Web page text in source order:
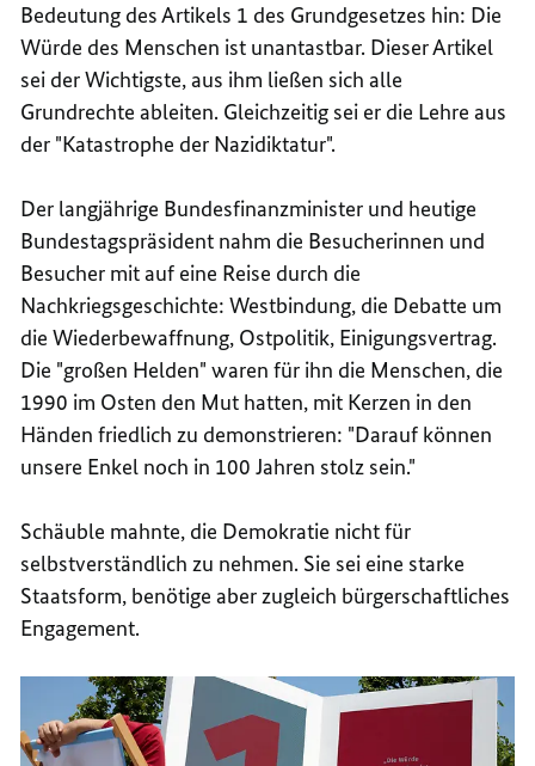
Bedeutung des Artikels 1 des Grundgesetzes hin: Die
Würde des Menschen ist unantastbar. Dieser Artikel
sei der Wichtigste, aus ihm ließen sich alle
Grundrechte ableiten. Gleichzeitig sei er die Lehre aus
der "Katastrophe der Nazidiktatur".
Der langjährige Bundesfinanzminister und heutige
Bundestagspräsident nahm die Besucherinnen und
Besucher mit auf eine Reise durch die
Nachkriegsgeschichte: Westbindung, die Debatte um
die Wiederbewaffnung, Ostpolitik, Einigungsvertrag.
Die "großen Helden" waren für ihn die Menschen, die
1990 im Osten den Mut hatten, mit Kerzen in den
Händen friedlich zu demonstrieren: "Darauf können
unsere Enkel noch in 100 Jahren stolz sein."
Schäuble mahnte, die Demokratie nicht für
selbstverständlich zu nehmen. Sie sei eine starke
Staatsform, benötige aber zugleich bürgerschaftliches
Engagement.